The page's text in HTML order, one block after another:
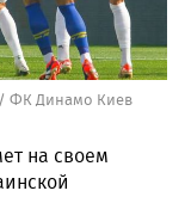
ФК Динамо Киев
на своем